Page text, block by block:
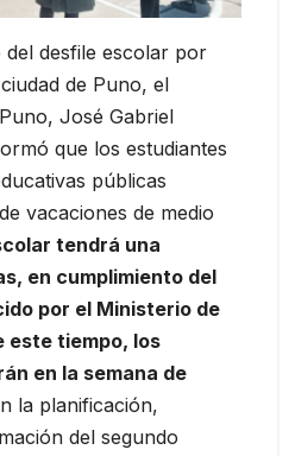
desfile escolar por
de Puno, el
José Gabriel
que los estudiantes
públicas
vacaciones de medio
tendrá una
en cumplimiento del
por el Ministerio de
este tiempo, los
en la semana de
la planificación,
del segundo